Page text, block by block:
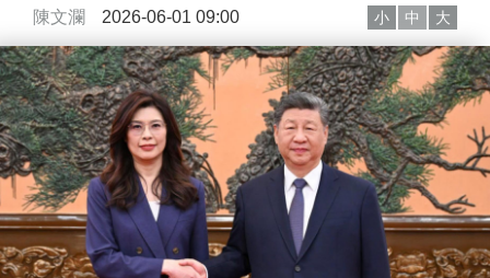
陳文瀾 2026-06-01 09:00 小 中 大